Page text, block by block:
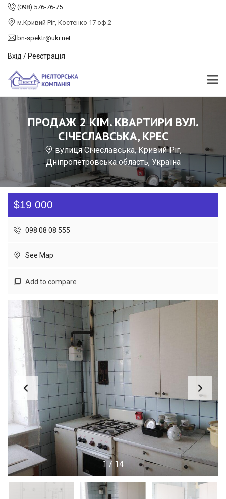
(098) 576-76-75
м.Кривий Ріг, Костенко 17 оф.2
bn-spektr@ukr.net
Вхід / Реєстрація
ПРОДАЖ 2 КІМ. КВАРТИРИ ВУЛ.
СІЧЕСЛАВСЬКА, КРЕС
вулиця Січеславська, Кривий Ріг,
Дніпропетровська область, Україна
$19 000
098 08 08 555
See Map
Add to compare
1 / 14